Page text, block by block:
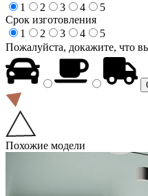
1
2 3 4
5
Срок изготовления
1
2 3 4
5
Пожалуйста, докажите, что
Похожие модели